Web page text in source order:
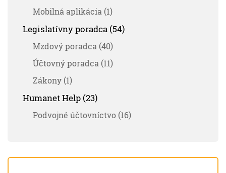
Mobilná aplikácia (1)
Legislatívny poradca (54)
Mzdový poradca (40)
Účtovný poradca (11)
Zákony (1)
Humanet Help (23)
Podvojné účtovníctvo (16)